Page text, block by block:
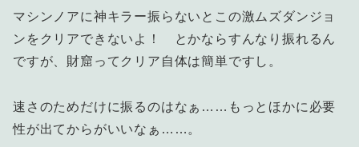
マシンノアに神キラー振らないとこの激ムズダンジョ
ンをクリアできないよ！ とかならすんなり振れるん
ですが、財窟ってクリア自体は簡単ですし。
速さのためだけに振るのはなぁ……もっとほかに必要
性が出てからがいいなぁ……。